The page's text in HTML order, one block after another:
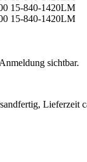
sichtbar.
Lieferzeit